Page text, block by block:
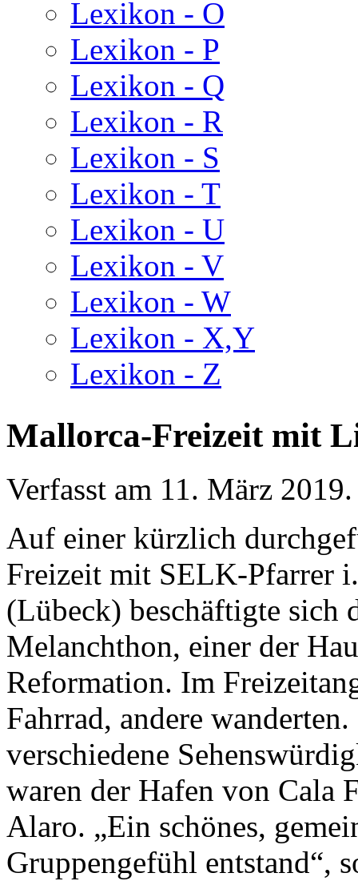
Lexikon - O
Lexikon - P
Lexikon - Q
Lexikon - R
Lexikon - S
Lexikon - T
Lexikon - U
Lexikon - V
Lexikon - W
Lexikon - X,Y
Lexikon - Z
Mallorca-Freizeit mit
Verfasst am 11. März 2019.
Auf einer kürzlich
Freizeit mit SELK-Pfarrer
(Lübeck) beschäftigte sich
Melanchthon, einer der
Reformation. Im
Fahrrad, andere
verschiedene
waren der Hafen von Cala
Alaro. „Ein schönes,
Gruppengefühl entstand“,